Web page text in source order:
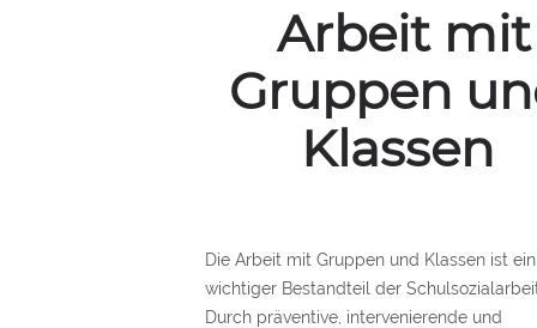
Arbeit mit
Gruppen
Klassen
Die Arbeit mit Gruppen und Klassen ist ein
wichtiger Bestandteil der
Durch präventive, intervenierende und